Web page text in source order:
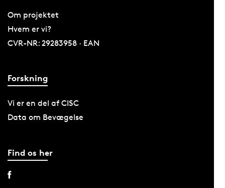
Om projektet
Hvem er vi?
CVR-NR: 29283958 · EAN
Forskning
Vi er en del af CISC
Data om Bevægelse
Find os her